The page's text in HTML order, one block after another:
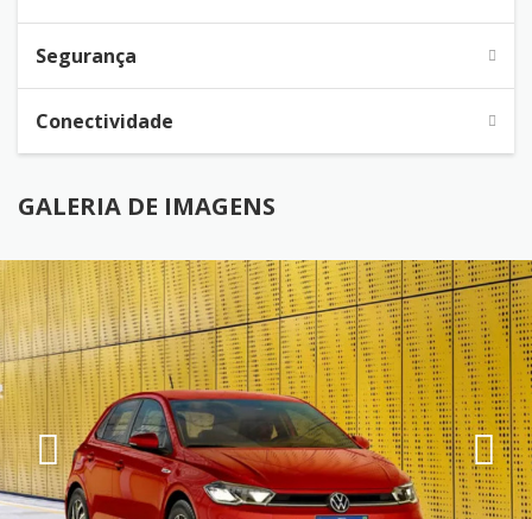
Segurança
Conectividade
GALERIA DE IMAGENS